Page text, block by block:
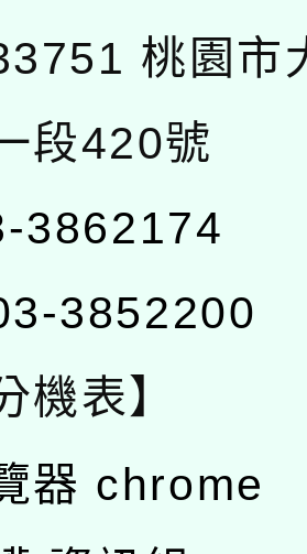
桃園市
段420號
3862174
3852200
機表】
器 chrome